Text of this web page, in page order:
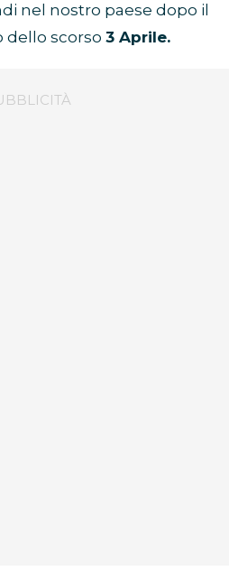
nel nostro paese dopo il
dello scorso 3 Aprile.